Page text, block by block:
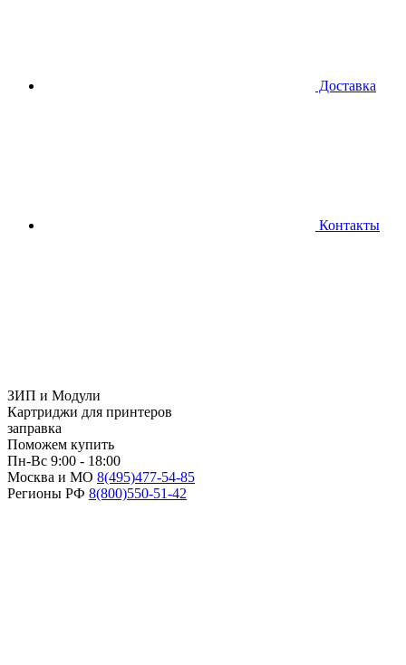
Доставка
Контакты
ЗИП и Модули
Картриджи для принтеров
заправка
Поможем купить
Пн-Вс 9:00 - 18:00
Москва и МО 8(495)477-54-85
Регионы РФ 8(800)550-51-42